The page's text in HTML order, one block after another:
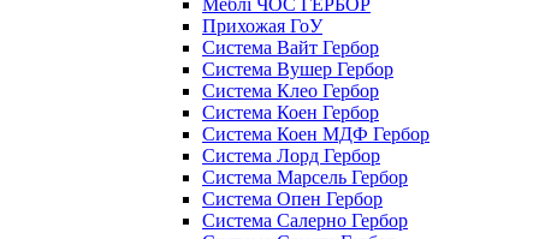
Прихожая ГоУ
Система Вайт Гербор
Система Вушер Гербор
Система Клео Гербор
Система Коен Гербор
Система Коен МДФ Гербор
Система Лорд Гербор
Система Марсель Гербор
Система Опен Гербор
Система Салерно Гербор